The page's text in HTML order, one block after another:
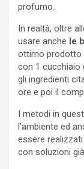
profumo.
In realtà, oltre
usare anche le
ottimo prodotto
con 1 cucchiaio
gli ingredienti
ore e poi il
I metodi in
l’ambiente ed
essere
con soluzioni